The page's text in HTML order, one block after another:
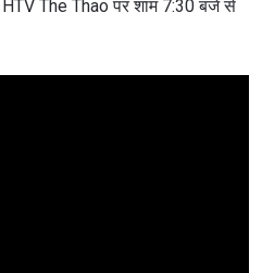
HTV The Thao पर शाम 7:30 बजे से